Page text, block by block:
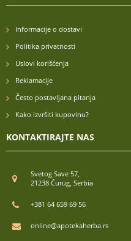
Informacije o dostavi
Politika privatnosti
Uslovi korišćenja
Reklamacije
Često postavljana pitanja
Kako izvršiti kupovinu?
KONTAKTIRAJTE NAS
Svetog Save 57,
21238 Čurug, Serbia
+381 64 659 69 56
online@apotekaherba.rs